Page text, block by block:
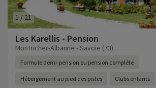
1 / 21
Les Karellis - Pension
Montricher-Albanne - Savoie (73)
Formule demi-pension ou pension complète
Hébergement au pied des pistes Clubs enfants